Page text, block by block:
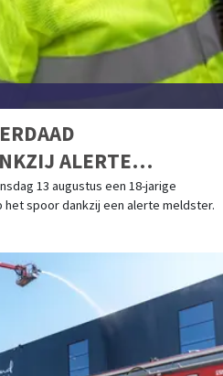
ALERTE
13 augustus een 18-jarige
spoor dankzij een alerte meldster.